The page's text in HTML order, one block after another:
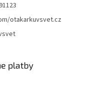
otakarkuvsvet.cz
platby